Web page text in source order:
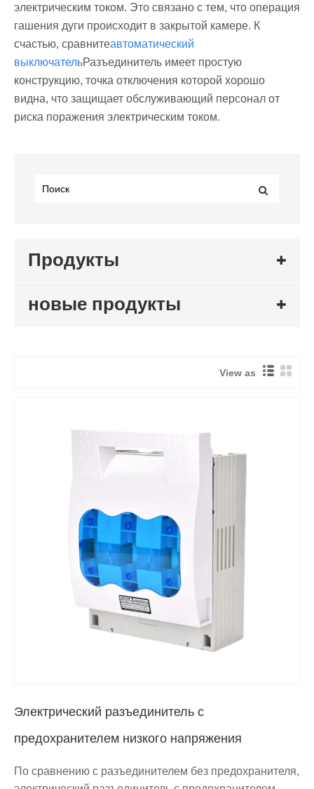
электрическим током. Это связано с тем, что операция
гашения дуги происходит в закрытой камере. К
счастью, сравнитеавтоматический
выключательРазъединитель имеет простую
конструкцию, точка отключения которой хорошо
видна, что защищает обслуживающий персонал от
риска поражения электрическим током.
Продукты
новые продукты
View as
Электрический разъединитель с
предохранителем низкого напряжения
По сравнению с разъединителем без предохранителя,